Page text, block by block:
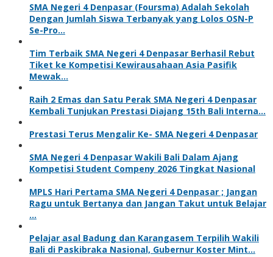
SMA Negeri 4 Denpasar (Foursma) Adalah Sekolah
Dengan Jumlah Siswa Terbanyak yang Lolos OSN-P
Se-Pro…
Tim Terbaik SMA Negeri 4 Denpasar Berhasil Rebut
Tiket ke Kompetisi Kewirausahaan Asia Pasifik
Mewak…
Raih 2 Emas dan Satu Perak SMA Negeri 4 Denpasar
Kembali Tunjukan Prestasi Diajang 15th Bali Interna…
Prestasi Terus Mengalir Ke- SMA Negeri 4 Denpasar
SMA Negeri 4 Denpasar Wakili Bali Dalam Ajang
Kompetisi Student Compeny 2026 Tingkat Nasional
MPLS Hari Pertama SMA Negeri 4 Denpasar ; Jangan
Ragu untuk Bertanya dan Jangan Takut untuk Belajar
…
Pelajar asal Badung dan Karangasem Terpilih Wakili
Bali di Paskibraka Nasional, Gubernur Koster Mint…